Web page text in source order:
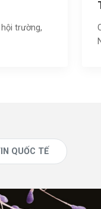
trường,
QUỐC TẾ